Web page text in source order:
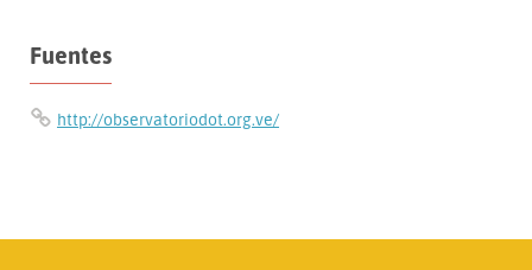
Fuentes
http://observatoriodot.org.ve/